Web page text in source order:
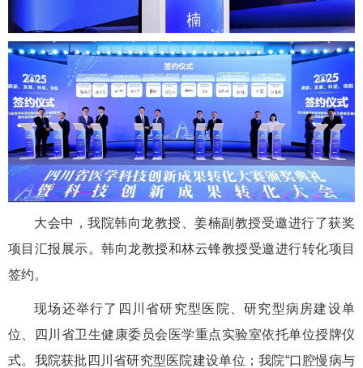
大会中，我院韩向龙教授、姜楠副教授受邀进行了获奖
项目汇报展示。韩向龙教授和林云锋教授受邀进行转化项目
签约。
现场还举行了四川省研究型医院、研究型病房建设单
位、四川省卫生健康委员会医学重点实验室依托单位授牌仪
式。我院获批四川省研究型医院建设单位；我院“口腔慢病与